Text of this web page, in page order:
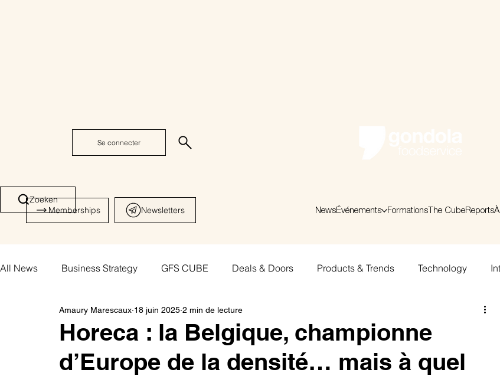
Zoeken
Se connecter
Memberships Newsletters NewsÉvénements Formations The CubeReports
All News Business Strategy GFS CUBE Deals & Doors Products & Trends Technology
Horeca : la Belgique, championne
d’Europe de la densité… mais à quel
Amaury Marescaux 18 juin 2025 2 min de lecture